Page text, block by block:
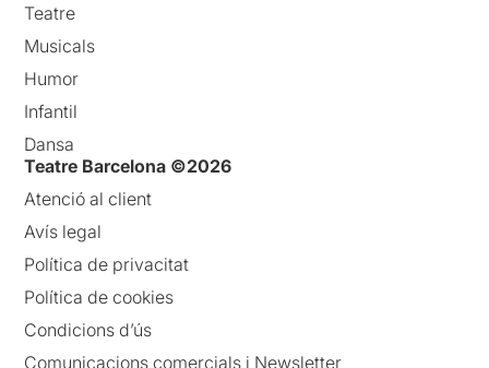
Teatre
Musicals
Humor
Infantil
Dansa
Teatre Barcelona ©2026
Atenció al client
Avís legal
Política de privacitat
Política de cookies
Condicions d’ús
Comunicacions comercials i Newsletter